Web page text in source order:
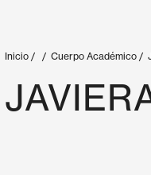
Inicio / / Cuerpo Académico /